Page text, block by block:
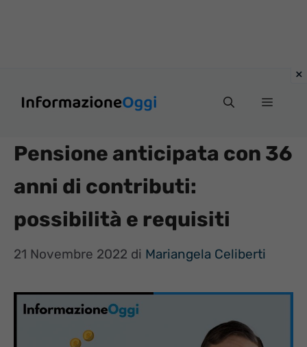
Menu
Pensione anticipata con 36
anni di contributi:
possibilità e requisiti
21 Novembre 2022 di Mariangela Celiberti